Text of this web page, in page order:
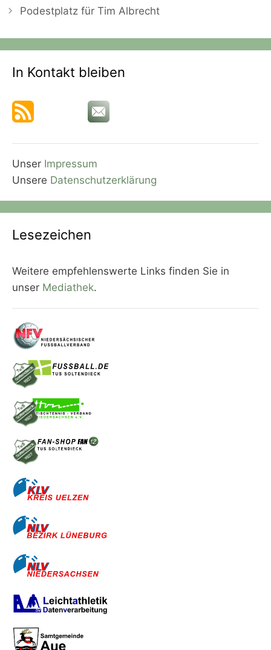
Podestplatz für Tim Albrecht
In Kontakt bleiben
Unser Impressum
Unsere Datenschutzerklärung
Lesezeichen
Weitere empfehlenswerte Links finden Sie in
unser Mediathek.